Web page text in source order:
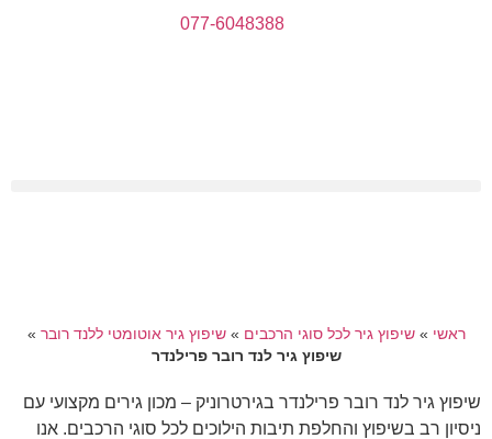
077-6048388
ראשי»שיפוץ גיר לכל סוגי הרכבים»שיפוץ גיר אוטומטי ללנד רובר»
שיפוץ גיר לנד רובר פרילנדר
שיפוץ גיר לנד רובר פרילנדר בגירטרוניק – מכון גירים מקצועי עם
ניסיון רב בשיפוץ והחלפת תיבות הילוכים לכל סוגי הרכבים. אנו